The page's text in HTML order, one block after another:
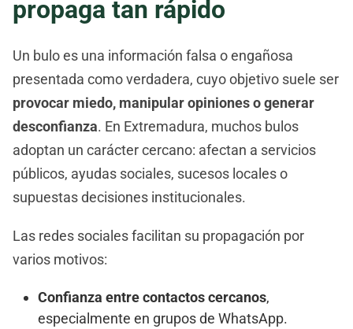
propaga tan rápido
Un bulo es una información falsa o engañosa
presentada como verdadera, cuyo objetivo suele ser
provocar miedo, manipular opiniones o generar
desconfianza. En Extremadura, muchos bulos
adoptan un carácter cercano: afectan a servicios
públicos, ayudas sociales, sucesos locales o
supuestas decisiones institucionales.
Las redes sociales facilitan su propagación por
varios motivos:
Confianza entre contactos cercanos,
especialmente en grupos de WhatsApp.